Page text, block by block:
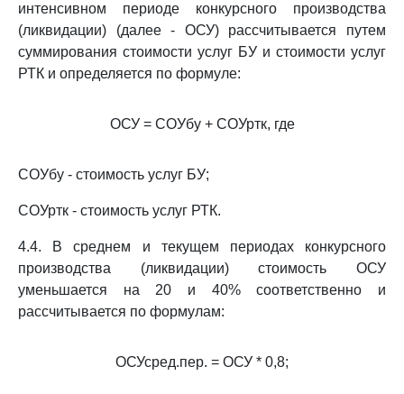
интенсивном периоде конкурсного производства
(ликвидации) (далее - ОСУ) рассчитывается путем
суммирования стоимости услуг БУ и стоимости услуг
РТК и определяется по формуле:
ОСУ = СОУбу + СОУртк, где
СОУбу - стоимость услуг БУ;
СОУртк - стоимость услуг РТК.
4.4. В среднем и текущем периодах конкурсного
производства (ликвидации) стоимость ОСУ
уменьшается на 20 и 40% соответственно и
рассчитывается по формулам:
ОСУсред.пер. = ОСУ * 0,8;